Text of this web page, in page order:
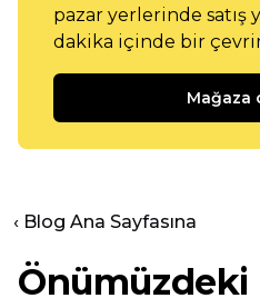
pazar yerlerinde satış
dakika içinde bir
Mağaza
‹ Blog Ana Sayfasına
Önümüzdeki